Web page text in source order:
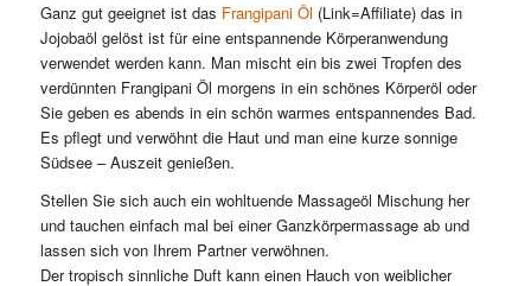
Ganz gut geeignet ist das Frangipani Öl (Link=Affiliate) das in
Jojobaöl gelöst ist für eine entspannende Körperanwendung
verwendet werden kann. Man mischt ein bis zwei Tropfen des
verdünnten Frangipani Öl morgens in ein schönes Körperöl oder
Sie geben es abends in ein schön warmes entspannendes Bad.
Es pflegt und verwöhnt die Haut und man eine kurze sonnige
Südsee – Auszeit genießen.
Stellen Sie sich auch ein wohltuende Massageöl Mischung her
und tauchen einfach mal bei einer Ganzkörpermassage ab und
lassen sich von Ihrem Partner verwöhnen.
Der tropisch sinnliche Duft kann einen Hauch von weiblicher